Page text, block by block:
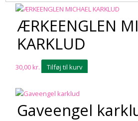
ÆRKEENGLEN
KARKLUD
30,00 kr. Tilføj til kurv
Gaveengel